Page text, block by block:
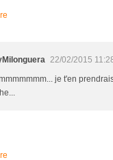
22/02/2015
je t'en